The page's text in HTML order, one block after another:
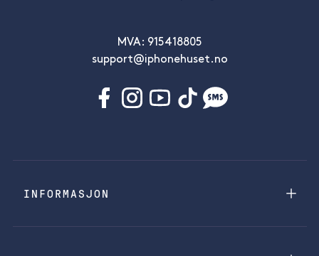
MVA: 915418805
support@iphonehuset.no
INFORMASJON